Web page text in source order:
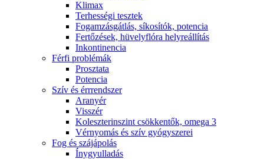
Klimax
Terhességi tesztek
Fogamzásgátlás, síkosítók, potencia
Fertőzések, hüvelyflóra helyreállítás
Inkontinencia
Férfi problémák
Prosztata
Potencia
Szív és érrrendszer
Aranyér
Visszér
Koleszterinszint csökkentők, omega 3
Vérnyomás és szív gyógyszerei
Fog és szájápolás
Í́nygyulladás